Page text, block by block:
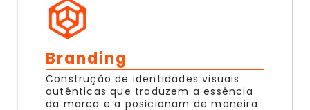
Branding
Construção de identidades visuais
autênticas que traduzem a essência
da marca e a posicionam de maneira